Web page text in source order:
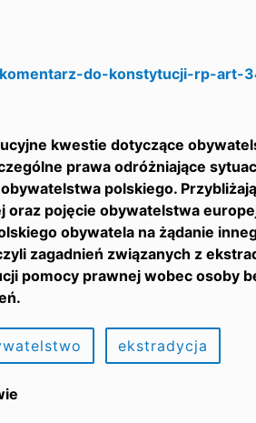
do-konstytucji-rp-art-
kwestie dotyczące
prawa odróżniające
polskiego.
oraz pojęcie obywatelstwa
obywatela na żądanie
zagadnień związanych z
pomocy prawnej wobec osoby
ekstradycja